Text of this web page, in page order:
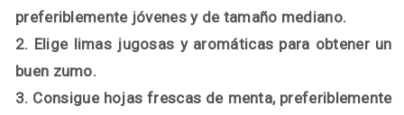
preferiblemente jóvenes y de tamaño mediano.
2. Elige limas jugosas y aromáticas para obtener un
buen zumo.
3. Consigue hojas frescas de menta, preferiblemente